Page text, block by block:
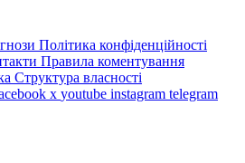
Політика конфіденційності
Правила коментування
Структура власності
x youtube instagram telegram